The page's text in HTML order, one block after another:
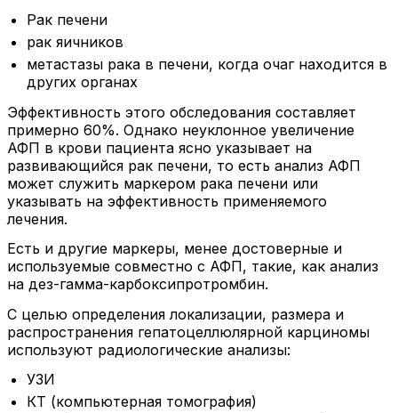
Рак печени
рак яичников
метастазы рака в печени, когда очаг находится в
других органах
Эффективность этого обследования составляет
примерно 60%. Однако неуклонное увеличение
АФП в крови пациента ясно указывает на
развивающийся рак печени, то есть анализ АФП
может служить маркером рака печени или
указывать на эффективность применяемого
лечения.
Есть и другие маркеры, менее достоверные и
используемые совместно с АФП, такие, как анализ
на дез-гамма-карбоксипротромбин.
С целью определения локализации, размера и
распространения гепатоцеллюлярной карциномы
используют радиологические анализы:
УЗИ
КТ (компьютерная томография)